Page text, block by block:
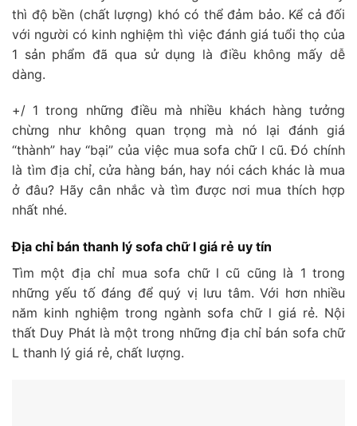
thì độ bền (chất lượng) khó có thể đảm bảo. Kể cả đối
với người có kinh nghiệm thì việc đánh giá tuổi thọ của
1 sản phẩm đã qua sử dụng là điều không mấy dễ
dàng.
+/ 1 trong những điều mà nhiều khách hàng tưởng
chừng như không quan trọng mà nó lại đánh giá
“thành” hay “bại” của việc mua sofa chữ l cũ. Đó chính
là tìm địa chỉ, cửa hàng bán, hay nói cách khác là mua
ở đâu? Hãy cân nhắc và tìm được nơi mua thích hợp
nhất nhé.
Địa chỉ bán thanh lý sofa chữ l giá rẻ uy tín
Tìm một địa chỉ mua sofa chữ l cũ cũng là 1 trong
những yếu tố đáng để quý vị lưu tâm. Với hơn nhiều
năm kinh nghiệm trong ngành sofa chữ l giá rẻ. Nội
thất Duy Phát là một trong những địa chỉ bán sofa chữ
L thanh lý giá rẻ, chất lượng.